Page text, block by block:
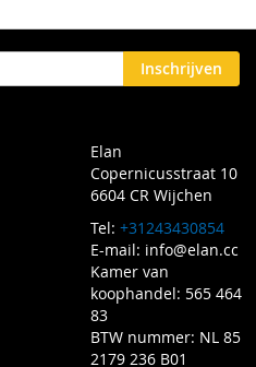
Inschrijven
Elan
Copernicusstraat 10
6604 CR Wijchen
Tel: +31243430854
E-mail: info@elan.cc
Kamer van
koophandel: 565 464
83
BTW nummer: NL 85
2179 236 B01